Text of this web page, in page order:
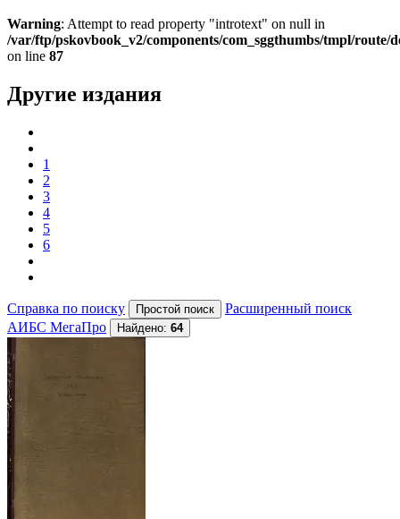
Warning: Attempt to read property "introtext" on null in
/var/ftp/pskovbook_v2/components/com_sggthumbs/tmpl/route/
on line 87
Другие издания
1
2
3
4
5
6
Справка по поиску
Расширенный поиск
АИБС МегаПро
Найдено: 64